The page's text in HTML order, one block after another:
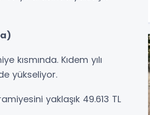
kısmında. Kıdem yılı
yükseliyor.
yaklaşık 49.613 TL